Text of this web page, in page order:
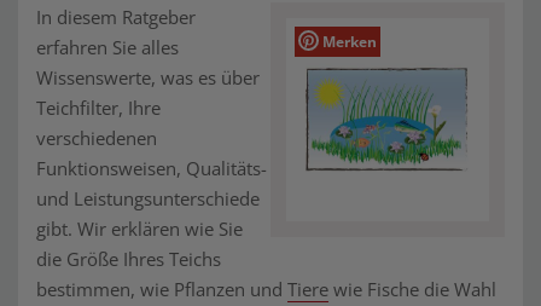
Merken
In diesem Ratgeber
erfahren Sie alles
Wissenswerte, was es über
Teichfilter, Ihre
verschiedenen
Funktionsweisen, Qualitäts-
und Leistungsunterschiede
gibt. Wir erklären wie Sie
die Größe Ihres Teichs
bestimmen, wie Pflanzen und Tiere wie Fische die Wahl